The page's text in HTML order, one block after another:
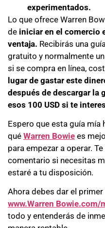
experimentados.
Lo que ofrece Warren
de iniciar en el comercio
ventaja. Recibirás una
gratuito y normalmente
si se compra en línea,
lugar de gastar este
después de descargar la
esos 100 USD si te
Espero que esta guía mía
qué Warren Bowie es
para empezar a operar.
comentario si necesitas
estaré a tu disposición.
Ahora debes dar el
www.Warren
todo y entenderás de